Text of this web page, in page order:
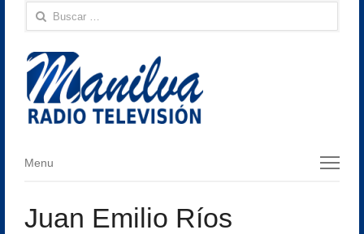
Buscar:
Menu
Menu
Juan Emilio Ríos